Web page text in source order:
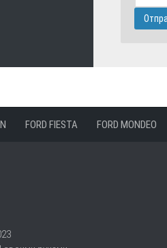
FORD FIESTA FORD MONDEO